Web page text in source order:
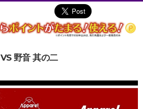
VS 野音 其の二